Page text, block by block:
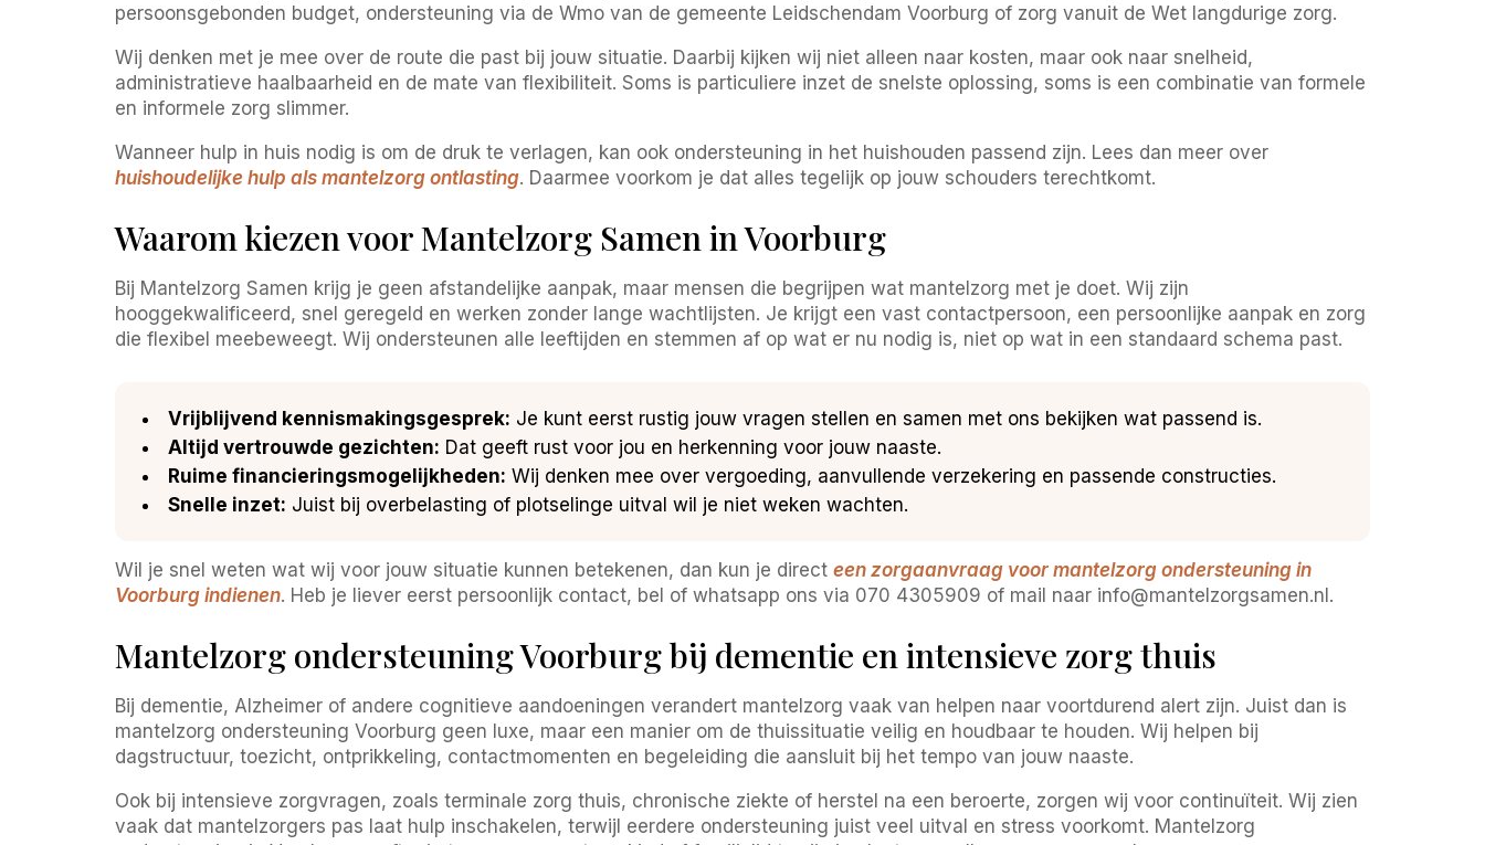
persoonsgebonden budget, ondersteuning via de Wmo van de gemeente Leidschendam Voorburg of zorg vanuit de Wet langdurige zorg.
Wij denken met je mee over de route die past bij jouw situatie. Daarbij kijken wij niet alleen naar kosten, maar ook naar snelheid,
administratieve haalbaarheid en de mate van flexibiliteit. Soms is particuliere inzet de snelste oplossing, soms is een combinatie van formele
en informele zorg slimmer.
Wanneer hulp in huis nodig is om de druk te verlagen, kan ook ondersteuning in het huishouden passend zijn. Lees dan meer over
huishoudelijke hulp als mantelzorg ontlasting. Daarmee voorkom je dat alles tegelijk op jouw schouders terechtkomt.
Waarom kiezen voor Mantelzorg Samen in Voorburg
Bij Mantelzorg Samen krijg je geen afstandelijke aanpak, maar mensen die begrijpen wat mantelzorg met je doet. Wij zijn
hooggekwalificeerd, snel geregeld en werken zonder lange wachtlijsten. Je krijgt een vast contactpersoon, een persoonlijke aanpak en zorg
die flexibel meebeweegt. Wij ondersteunen alle leeftijden en stemmen af op wat er nu nodig is, niet op wat in een standaard schema past.
Vrijblijvend kennismakingsgesprek: Je kunt eerst rustig jouw vragen stellen en samen met ons bekijken wat passend is.
Altijd vertrouwde gezichten: Dat geeft rust voor jou en herkenning voor jouw naaste.
Ruime financieringsmogelijkheden: Wij denken mee over vergoeding, aanvullende verzekering en passende constructies.
Snelle inzet: Juist bij overbelasting of plotselinge uitval wil je niet weken wachten.
Wil je snel weten wat wij voor jouw situatie kunnen betekenen, dan kun je direct een zorgaanvraag voor mantelzorg ondersteuning in
Voorburg indienen. Heb je liever eerst persoonlijk contact, bel of whatsapp ons via 070 4305909 of mail naar info@mantelzorgsamen.nl.
Mantelzorg ondersteuning Voorburg bij dementie en intensieve zorg thuis
Bij dementie, Alzheimer of andere cognitieve aandoeningen verandert mantelzorg vaak van helpen naar voortdurend alert zijn. Juist dan is
mantelzorg ondersteuning Voorburg geen luxe, maar een manier om de thuissituatie veilig en houdbaar te houden. Wij helpen bij
dagstructuur, toezicht, ontprikkeling, contactmomenten en begeleiding die aansluit bij het tempo van jouw naaste.
Ook bij intensieve zorgvragen, zoals terminale zorg thuis, chronische ziekte of herstel na een beroerte, zorgen wij voor continuïteit. Wij zien
vaak dat mantelzorgers pas laat hulp inschakelen, terwijl eerdere ondersteuning juist veel uitval en stress voorkomt. Mantelzorg